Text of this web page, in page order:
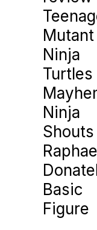
Mutant
Ninja
Turtles
Ninja
Shouts
Basic
Figure